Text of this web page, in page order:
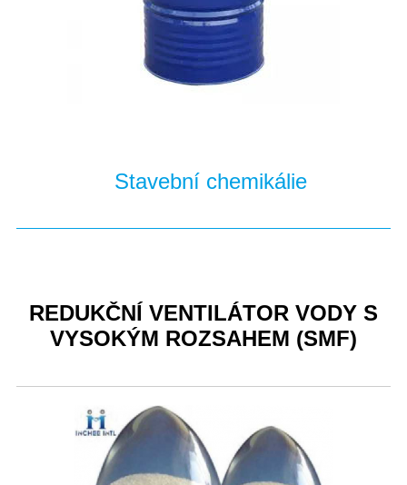
Stavební chemikálie
REDUKČNÍ VENTILÁTOR VODY S
VYSOKÝM ROZSAHEM (SMF)